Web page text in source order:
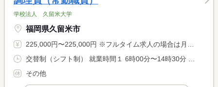
学校法人 久留米大学
福岡県久留米市
225,000円〜225,000円 ※フルタイム求人の場合は月額（換算額）、パート求人の場合は時間額を表示しています。
その他